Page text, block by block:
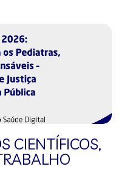
CIENTÍFICOS,